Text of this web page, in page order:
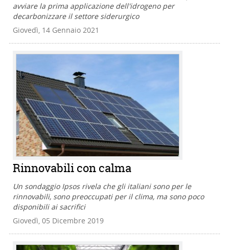
avviare la prima applicazione dell'idrogeno per
decarbonizzare il settore siderurgico
Giovedì, 14 Gennaio 2021
Rinnovabili con calma
Un sondaggio Ipsos rivela che gli italiani sono per le
rinnovabili, sono preoccupati per il clima, ma sono poco
disponibili ai sacrifici
Giovedì, 05 Dicembre 2019